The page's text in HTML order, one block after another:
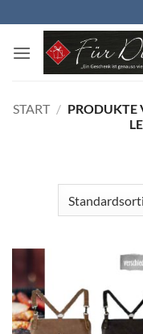
Inhalt
springen
START / PRODUKTE